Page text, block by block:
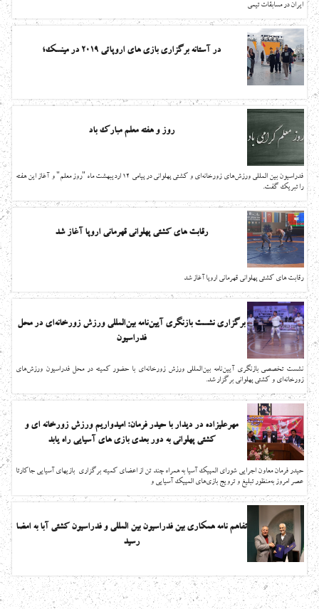
ايران در مسابقات تيمي
در آستانه برگزاری بازی های اروپائی 2019 در مینسک؛
روز و هفته معلم مبارک باد
فدراسیون بين المللي ورزش‌هاي زورخانه‌اي و كشتي پهلواني در پیامی 12 اردیبهشت ماه "روز معلم" و آغاز این هفته
را تبریک گفت.
رقابت های کشتی پهلوانی قهرمانی اروپا آغاز شد
رقابت های کشتی پهلوانی قهرمانی اروپا آغاز شد
برگزاری نشست بازنگری آیین‌نامه بین‌المللی ورزش زورخانه‌ای در محل
فدراسیون
نشست تخصصی بازنگری آیین‌نامه بین‌المللی ورزش زورخانه‌ای با حضور کمیته در محل فدراسیون ورزش‌های
زورخانه‌ای و کشتی پهلوانی برگزار شد.
مهرعلیزاده در دیدار با حیدر فرمان: امیدواریم ورزش زورخانه ای و
کشتی پهلوانی به دور بعدی بازی های آسیایی راه یابد
حیدر فرمان معاون اجرایی شورای المپیک آسیا به همراه چند تن از اعضای کمیته برگزاری بازیهای آسیایی جاکارتا
عصر امروز به‌منظور تبلیغ و ترویج بازی‌های المپیک آسیایی و
تفاهم نامه همکاری بین فدراسیون بین المللی و فدراسیون کشتی آبا به امضا
رسید